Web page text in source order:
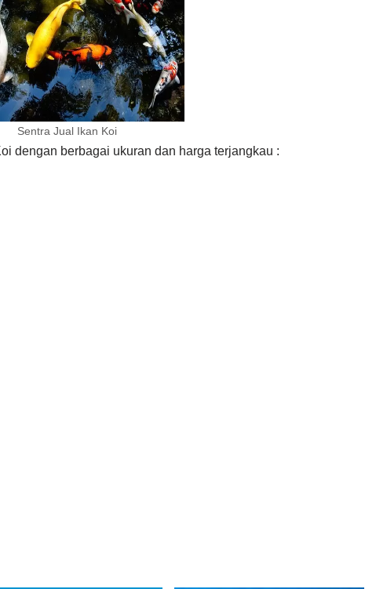
Sentra Jual Ikan Koi
dengan berbagai ukuran dan harga terjangkau :